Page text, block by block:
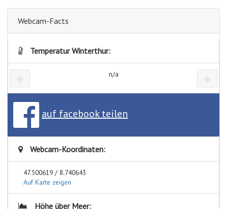
Webcam-Facts
Temperatur Winterthur:
n/a
auf facebook teilen
Webcam-Koordinaten:
47.500619 / 8.740643
Auf Karte zeigen
Höhe über Meer: